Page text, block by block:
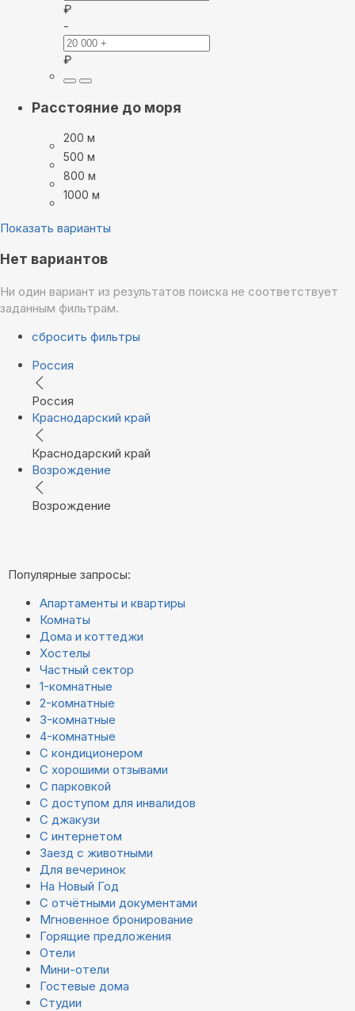
₽
-
₽
Расстояние до моря
200 м
500 м
800 м
1000 м
Показать варианты
Нет вариантов
Ни один вариант из результатов поиска не соответствует
заданным фильтрам.
сбросить фильтры
Россия
Россия
Краснодарский край
Краснодарский край
Возрождение
Возрождение
Популярные запросы:
Апартаменты и квартиры
Комнаты
Дома и коттеджи
Хостелы
Частный сектор
1-комнатные
2-комнатные
3-комнатные
4-комнатные
С кондиционером
С хорошими отзывами
С парковкой
С доступом для инвалидов
С джакузи
С интернетом
Заезд с животными
Для вечеринок
На Новый Год
С отчётными документами
Мгновенное бронирование
Горящие предложения
Отели
Мини-отели
Гостевые дома
Студии